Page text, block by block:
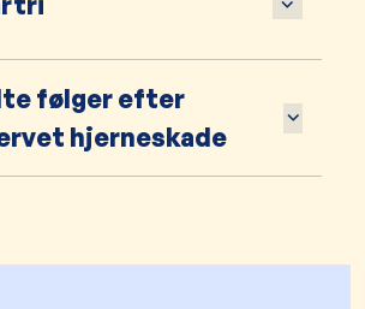
følger efter
hjerneskade